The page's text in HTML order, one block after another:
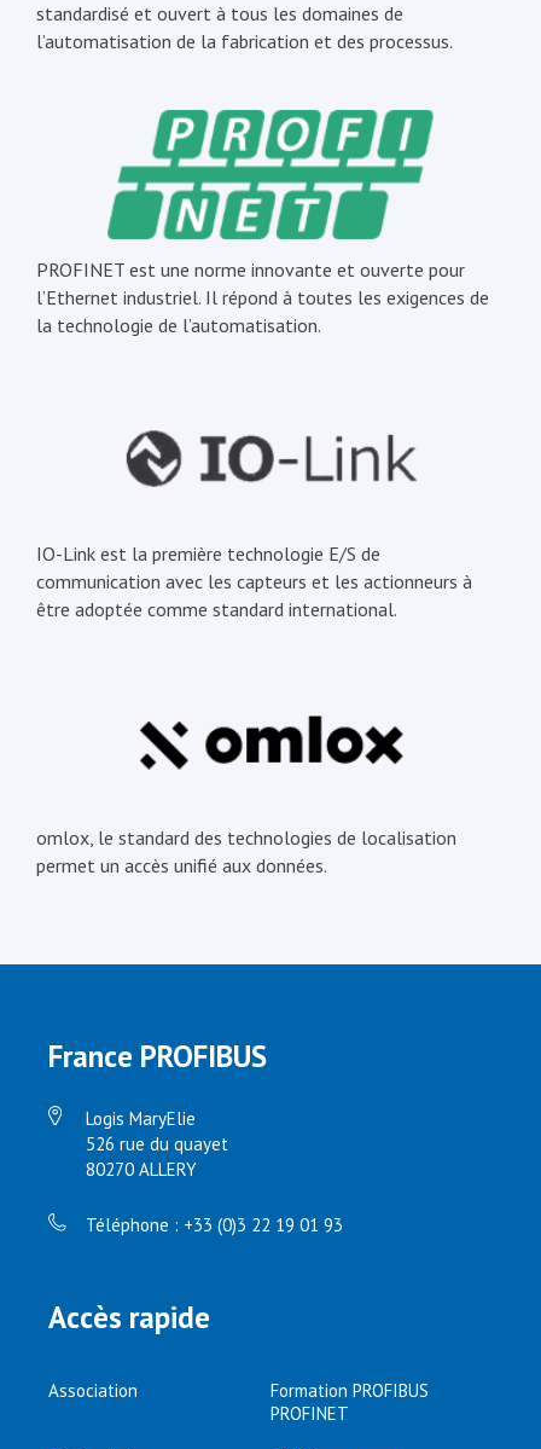
standardisé et ouvert à tous les domaines de
l’automatisation de la fabrication et des processus.
PROFINET est une norme innovante et ouverte pour
l’Ethernet industriel. Il répond à toutes les exigences de
la technologie de l’automatisation.
IO-Link est la première technologie E/S de
communication avec les capteurs et les actionneurs à
être adoptée comme standard international.
omlox, le standard des technologies de localisation
permet un accès unifié aux données.
France PROFIBUS
Logis MaryElie
526 rue du quayet
80270 ALLERY
Téléphone : +33 (0)3 22 19 01 93
Accès rapide
Association
Formation PROFIBUS
PROFINET